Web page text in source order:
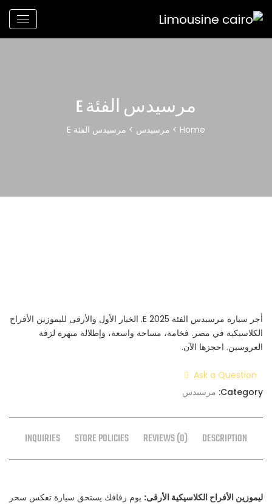
مرسيدس الفئة E
Home
> مرسيدس > مرسيدس الفئة E
أجر سيارة مرسيدس الفئة E 2025. الخيار الأول والأرقى لليموزين الأفراح
الكلاسيكية في مصر. فخامة، مساحة واسعة، وإطلالة مبهرة لزفة
العروسين. احجزها الآن.
Ask a Question
Category: مرسيدس
DESCRIPTION
REVIEWS (0)
STORE POLICIES
INQUIRIES
ليموزين الأفراح الكلاسيكية الأرقى: يوم زفافك يستحق سيارة تعكس سحر